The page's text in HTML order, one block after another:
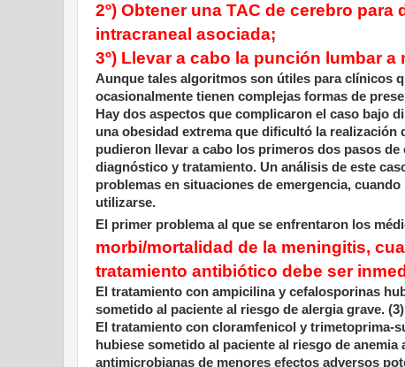
2º) Obtener una TAC de cerebro
intracraneal asociada;
3º) Llevar a cabo la punción lumbar
Aunque tales algoritmos son útiles para clínicos
ocasionalmente tienen complejas formas de
Hay dos aspectos que complicaron el caso bajo
una obesidad extrema que dificultó la realización
pudieron llevar a cabo los primeros dos pasos
diagnóstico y tratamiento. Un análisis de este
problemas en situaciones de emergencia,
utilizarse.
El primer problema al que se enfrentaron los
morbi/mortalidad de la meningitis,
tratamiento antibiótico debe ser
El tratamiento con ampicilina y cefalosporinas
sometido al paciente al riesgo de alergia grave. (3)
El tratamiento con cloramfenicol y trimetoprima-
hubiese sometido al paciente al riesgo de
antimicrobianas de menores efectos adversos